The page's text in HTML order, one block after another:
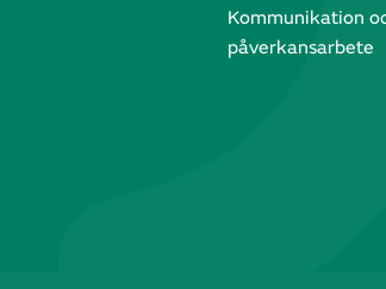
Kommunikation
påverkansarbete